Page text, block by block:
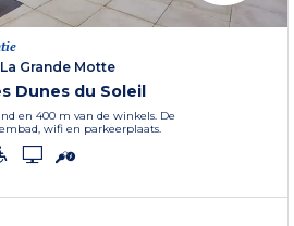
La Grande Motte
Dunes du Soleil
en 400 m van de winkels. De
wifi en parkeerplaats.